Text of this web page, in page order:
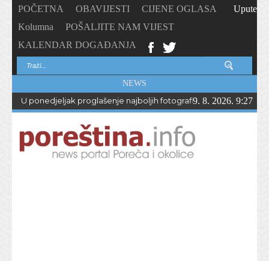
POČETNA OBAVIJESTI
CIJENE OGLASA
Kolumna
POŠALJITE NAM VIJEST
KALENDAR DOGAĐANJA
Upute
NEWS
U ponedjeljak proglašenje najboljih fotografija – PhotoCity2026
9. 8. 2026. 9:27